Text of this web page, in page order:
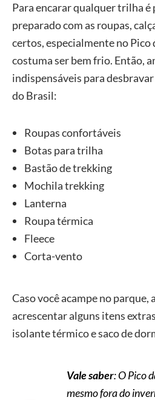
Para encarar qualquer trilha é
preparado com as roupas,
certos, especialmente no Pico
costuma ser bem frio. Então,
indispensáveis para
do Brasil:
Roupas confortáveis
Botas para trilha
Bastão de trekking
Mochila trekking
Lanterna
Roupa térmica
Fleece
Corta-vento
Caso você acampe no parque,
acrescentar alguns itens
isolante térmico e saco de
Vale saber: O Pico
mesmo fora do